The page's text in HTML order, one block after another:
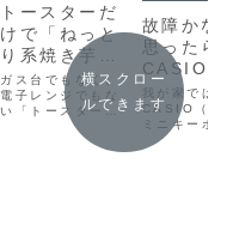
トースターだ
けで「ねっと
り系焼き芋」
を作った
ガス台でもなく、
電子レンジでもな
い「トースター」
は、忙しい兼業主
夫の味方です。ト
故障かな
思ったら
CASIO
ーボード
（SA-76
SA-46）
我が家では
CASIO（カ
ミニキーボ
SA-76と
横スクロー
ルできます